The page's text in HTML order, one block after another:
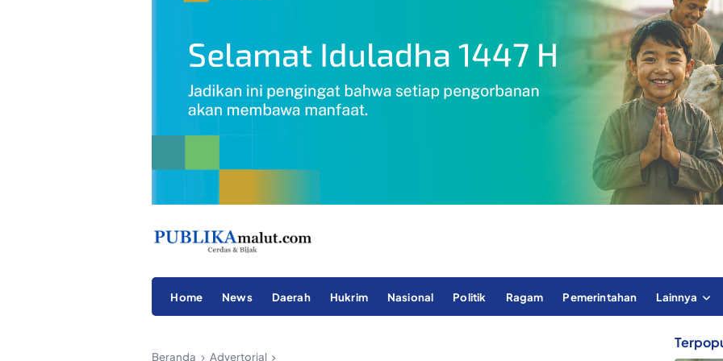
Home News Daerah Hukrim Nasional Politik Ragam Pemerintahan Lainnya
Beranda Advertorial